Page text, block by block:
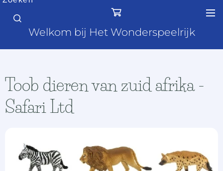
Welkom bij Het Wonderspeelrijk
Toob dieren van zuid afrika -
Safari Ltd